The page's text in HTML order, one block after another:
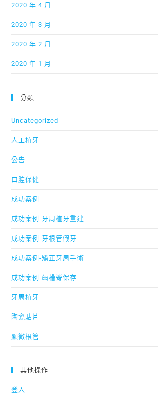
2020 年 4 月
2020 年 3 月
2020 年 2 月
2020 年 1 月
分類
Uncategorized
人工植牙
公告
口腔保健
成功案例
成功案例-牙周植牙重建
成功案例-牙根管假牙
成功案例-矯正牙周手術
成功案例-齒槽脊保存
牙周植牙
陶瓷貼片
顯微根管
其他操作
登入